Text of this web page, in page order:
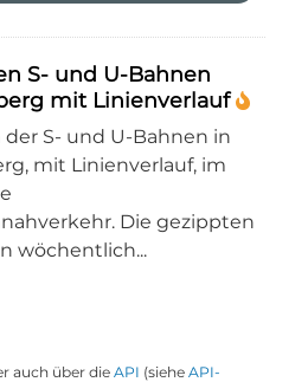
S- und U-Bahnen
mit Linienverlauf
S- und U-Bahnen in
mit Linienverlauf, im
Die gezippten
wöchentlich...
auch über die API (siehe API-